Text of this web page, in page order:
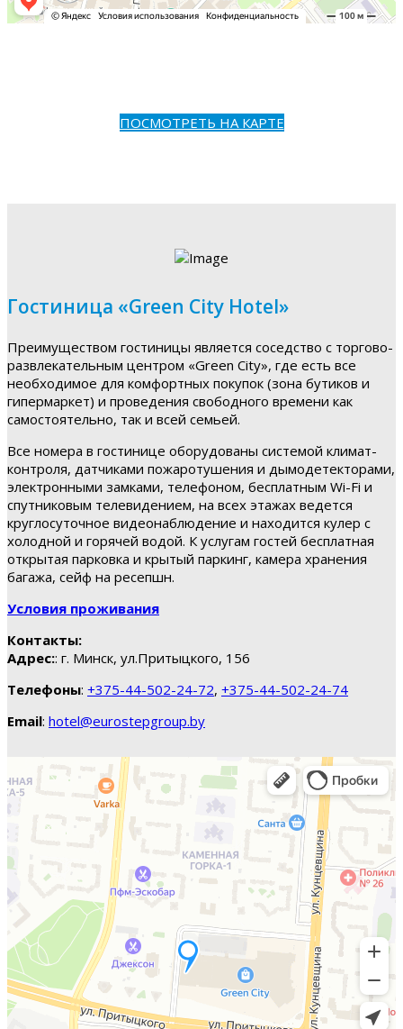
ПОСМОТРЕТЬ НА КАРТЕ
Гостиница «Green City Hotel»
Преимуществом гостиницы является соседство с торгово-
развлекательным центром «Green City», где есть все
необходимое для комфортных покупок (зона бутиков и
гипермаркет) и проведения свободного времени как
самостоятельно, так и всей семьей.
Все номера в гостинице оборудованы системой климат-
контроля, датчиками пожаротушения и дымодетекторами,
электронными замками, телефоном, бесплатным Wi-Fi и
спутниковым телевидением, на всех этажах ведется
круглосуточное видеонаблюдение и находится кулер с
холодной и горячей водой. К услугам гостей бесплатная
открытая парковка и крытый паркинг, камера хранения
багажа, сейф на ресепшн.
Условия проживания
Контакты:
Адрес:: г. Минск, ул.Притыцкого, 156
Телефоны: +375-44-502-24-72, +375-44-502-24-74
Email: hotel@eurostepgroup.by